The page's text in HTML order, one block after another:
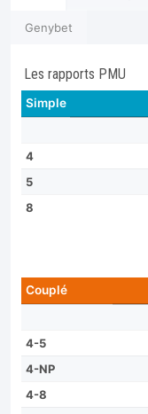
Genybet
Les rapports PMU
Simple
4
5
8
Couplé
4-5
4-NP
4-8